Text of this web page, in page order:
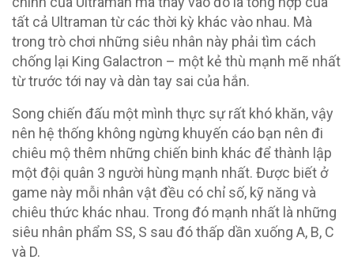
tất cả Ultraman từ các thời kỳ khác vào nhau. Mà
trong trò chơi những siêu nhân này phải tìm cách
chống lại King Galactron – một kẻ thù mạnh mẽ nhất
từ trước tới nay và dàn tay sai của hắn.
Song chiến đấu một mình thực sự rất khó khăn, vậy
nên hệ thống không ngừng khuyến cáo bạn nên đi
chiêu mộ thêm những chiến binh khác để thành lập
một đội quân 3 người hùng mạnh nhất. Được biết ở
game này mỗi nhân vật đều có chỉ số, kỹ năng và
chiêu thức khác nhau. Trong đó mạnh nhất là những
siêu nhân phẩm SS, S sau đó thấp dần xuống A, B, C
và D.